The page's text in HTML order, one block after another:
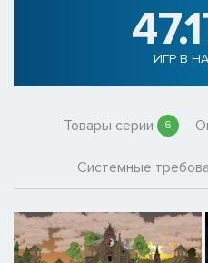
ИГР В
Товары серии 6
Системные